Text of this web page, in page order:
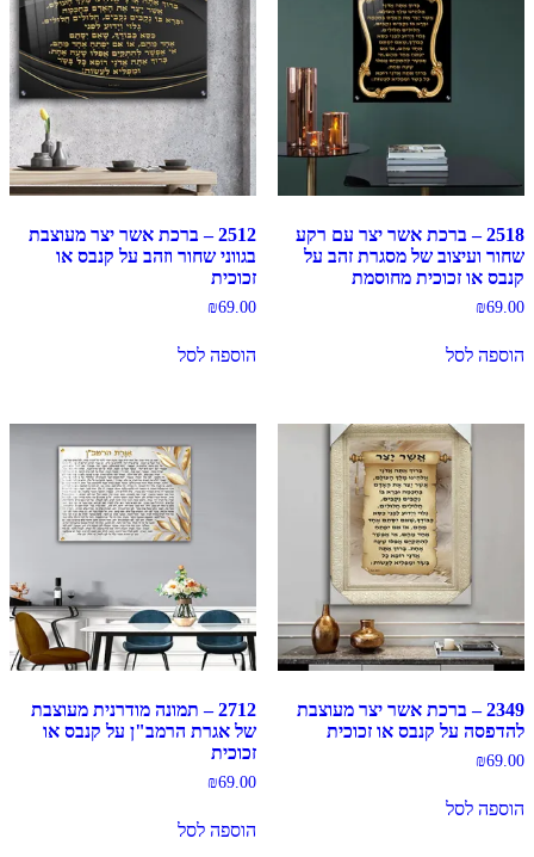
2518 – ברכת אשר יצר עם רקע
שחור ועיצוב של מסגרת זהב על
קנבס או זכוכית מחוסמת
₪69.00
הוספה לסל
2512 – ברכת אשר יצר מעוצבת
בגווני שחור וזהב על קנבס או
זכוכית
₪69.00
הוספה לסל
2349 – ברכת אשר יצר מעוצבת
להדפסה על קנבס או זכוכית
₪69.00
הוספה לסל
2712 – תמונה מודרנית מעוצבת
של אגרת הרמב"ן על קנבס או
זכוכית
₪69.00
הוספה לסל